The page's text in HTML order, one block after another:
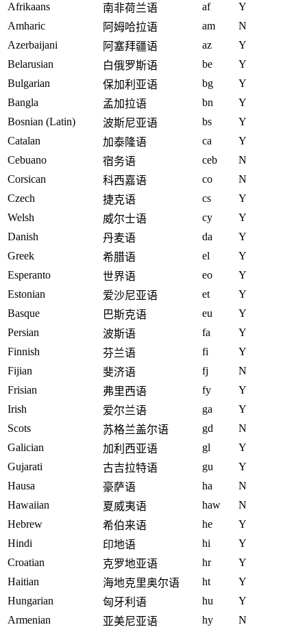
Afrikaans
南非荷兰语 af
Y
Amharic
阿姆哈拉语 am
N
Azerbaijani
阿塞拜疆语 az
Y
Belarusian
白俄罗斯语 be
Y
Bulgarian
保加利亚语 bg
Y
Bangla
孟加拉语 bn
Y
Bosnian (Latin)
波斯尼亚语 bs
Y
Catalan
加泰隆语 ca
Y
Cebuano
宿务语 ceb
N
Corsican
科西嘉语 co
N
Czech
捷克语 cs
Y
Welsh
威尔士语 cy
Y
Danish
丹麦语 da
Y
Greek
希腊语 el
Y
Esperanto
世界语 eo
Y
Estonian
爱沙尼亚语 et
Y
Basque
巴斯克语 eu
Y
Persian
波斯语 fa
Y
Finnish
芬兰语 fi
Y
Fijian
斐济语 fj
N
Frisian
弗里西语 fy
Y
Irish
爱尔兰语 ga
Y
Scots
苏格兰盖尔语 gd
N
Galician
加利西亚语 gl
Y
Gujarati
古吉拉特语 gu
Y
Hausa
豪萨语 ha
N
Hawaiian
夏威夷语 haw
N
Hebrew
希伯来语 he
Y
Hindi
印地语 hi
Y
Croatian
克罗地亚语 hr
Y
Haitian
海地克里奥尔语 ht
Y
Hungarian
匈牙利语 hu
Y
Armenian
亚美尼亚语 hy N